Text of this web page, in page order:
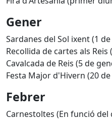
Gener
Sardanes del Sol ixent (1
Recollida de cartes als Reis
Cavalcada de Reis (5 de
Festa Major d'Hivern (20
Febrer
Carnestoltes (En funció